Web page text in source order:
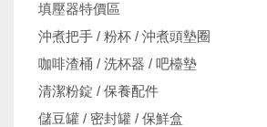
填壓器特價區
沖煮把手 / 粉杯 / 沖煮頭墊圈
咖啡渣桶 / 洗杯器 / 吧檯墊
清潔粉錠 / 保養配件
儲豆罐 / 密封罐 / 保鮮盒